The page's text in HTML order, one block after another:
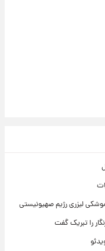
لیزری رژیم صهیونیستی
را تبریک گفت